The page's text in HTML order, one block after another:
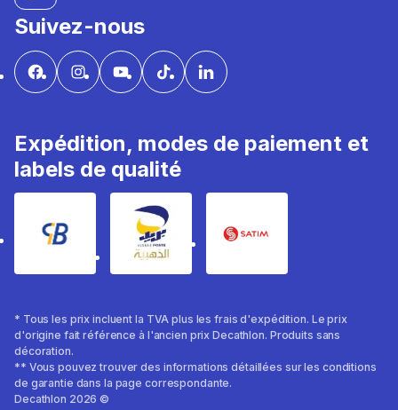
Suivez-nous
Expédition, modes de paiement et
labels de qualité
* Tous les prix incluent la TVA plus les frais d'expédition. Le prix
d'origine fait référence à l'ancien prix Decathlon. Produits sans
décoration.
** Vous pouvez trouver des informations détaillées sur les conditions
de garantie dans la page correspondante.
Decathlon 2026 ©